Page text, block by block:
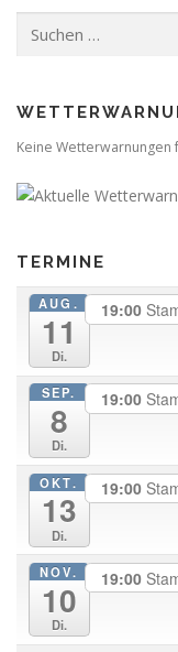
nach:
Keine Wetterwarnungen
TERMINE
AUG.
11
Di.
19:00
SEP.
8
Di.
19:00
OKT.
13
Di.
19:00
NOV.
10
Di.
19:00